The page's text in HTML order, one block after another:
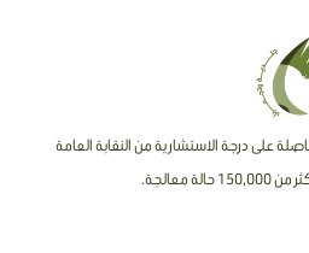
على درجة الاستشارية من النقابة العامة